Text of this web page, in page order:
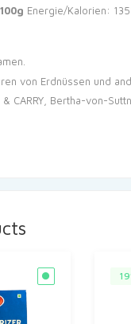
Energie/Kalorien:
von Erdnüssen und
& CARRY, Bertha-von-